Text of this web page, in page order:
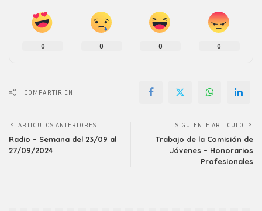
0 0 0 0
COMPARTIR EN
ARTICULOS ANTERIORES
Radio – Semana del 23/09 al
27/09/2024
SIGUIENTE ARTICULO
Trabajo de la Comisión de
Jóvenes – Honorarios
Profesionales